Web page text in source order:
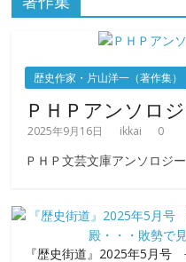
歴史作家・片山洋一（著作集）
ＰＨＰアンソロ
2025年9月16日 ikkai 0
ＰＨＰ文芸文庫アンソロジ
『歴史街道』2025年5月号